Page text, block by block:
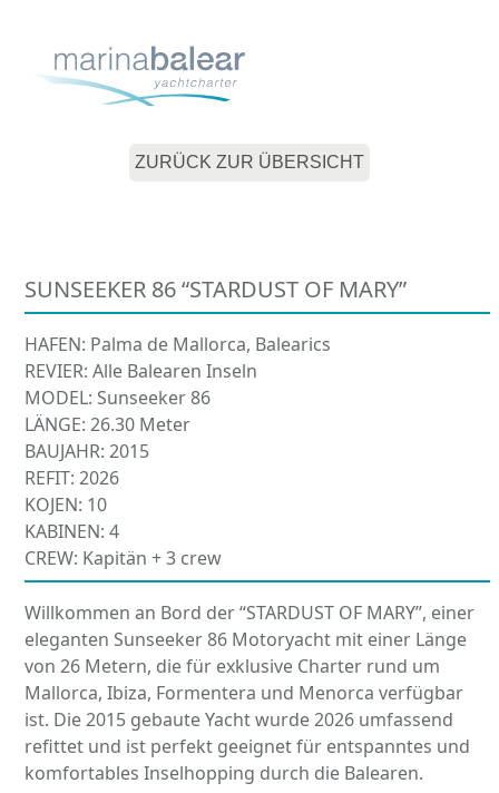
contentmobile
menu
mobile
menu
ZURÜCK ZUR ÜBERSICHT
SUNSEEKER 86 “STARDUST OF MARY”
HAFEN: Palma de Mallorca, Balearics
REVIER: Alle Balearen Inseln
MODEL: Sunseeker 86
LÄNGE: 26.30 Meter
BAUJAHR: 2015
REFIT: 2026
KOJEN: 10
KABINEN: 4
CREW: Kapitän + 3 crew
Willkommen an Bord der “STARDUST OF MARY”, einer
eleganten Sunseeker 86 Motoryacht mit einer Länge
von 26 Metern, die für exklusive Charter rund um
Mallorca, Ibiza, Formentera und Menorca verfügbar
ist. Die 2015 gebaute Yacht wurde 2026 umfassend
refittet und ist perfekt geeignet für entspanntes und
komfortables Inselhopping durch die Balearen.